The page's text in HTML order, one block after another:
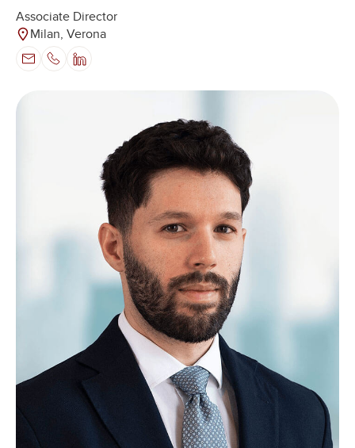
Associate Director
Milan, Verona